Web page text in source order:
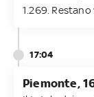
1.269.
17:04
Piemonte,